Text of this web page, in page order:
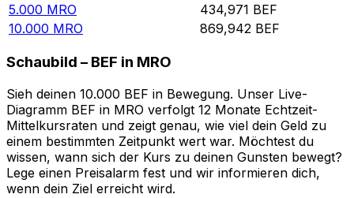
5.000 MRO 434,971 BEF
10.000 MRO 869,942 BEF
Schaubild – BEF in MRO
Sieh deinen 10.000 BEF in Bewegung. Unser Live-
Diagramm BEF in MRO verfolgt 12 Monate Echtzeit-
Mittelkursraten und zeigt genau, wie viel dein Geld zu
einem bestimmten Zeitpunkt wert war. Möchtest du
wissen, wann sich der Kurs zu deinen Gunsten bewegt?
Lege einen Preisalarm fest und wir informieren dich,
wenn dein Ziel erreicht wird.